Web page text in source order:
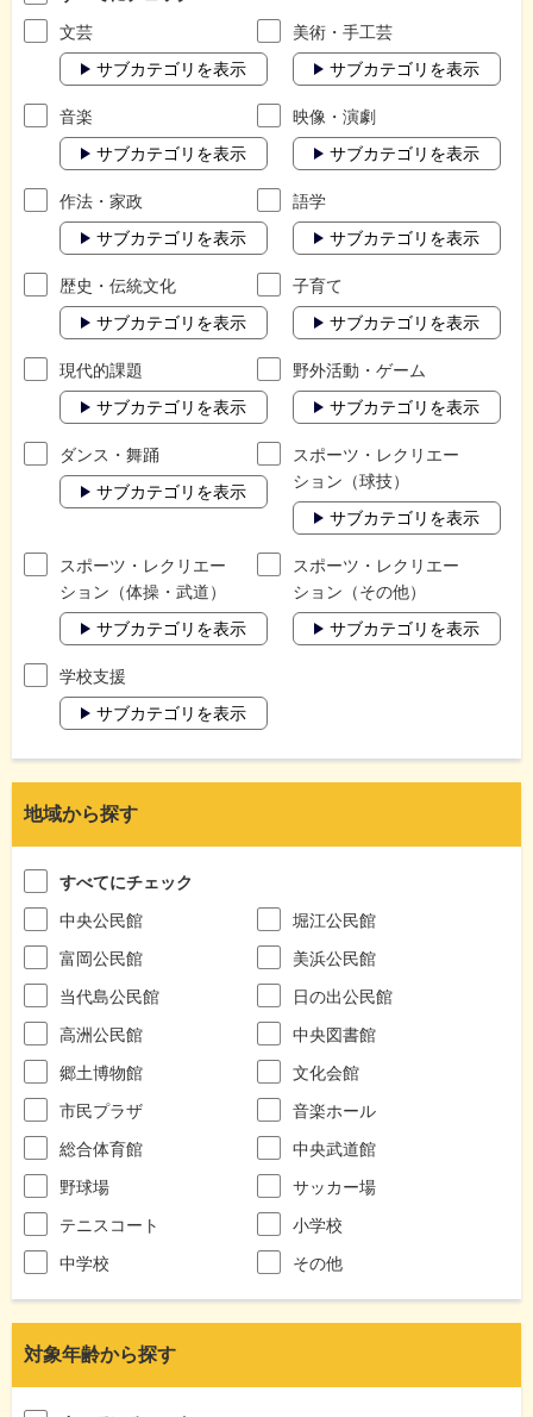
文芸
サブカテゴリを表示
美術・手工芸
サブカテゴリを表示
音楽
サブカテゴリを表示
映像・演劇
サブカテゴリを表示
作法・家政
サブカテゴリを表示
語学
サブカテゴリを表示
歴史・伝統文化
サブカテゴリを表示
子育て
サブカテゴリを表示
現代的課題
サブカテゴリを表示
野外活動・ゲーム
サブカテゴリを表示
ダンス・舞踊
サブカテゴリを表示
スポーツ・レクリエー
ション（球技）
サブカテゴリを表示
スポーツ・レクリエー
ション（体操・武道）
サブカテゴリを表示
スポーツ・レクリエー
ション（その他）
サブカテゴリを表示
学校支援
サブカテゴリを表示
地域から探す
すべてにチェック
中央公民館
堀江公民館
富岡公民館
美浜公民館
当代島公民館
日の出公民館
高洲公民館
中央図書館
郷土博物館
文化会館
市民プラザ
音楽ホール
総合体育館
中央武道館
野球場
サッカー場
テニスコート
小学校
中学校
その他
対象年齢から探す